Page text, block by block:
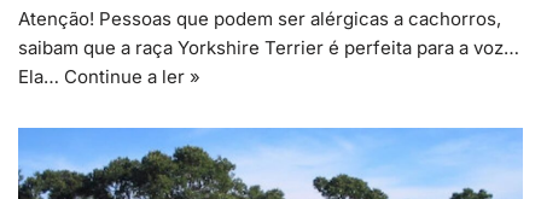
Atenção! Pessoas que podem ser alérgicas a cachorros,
saibam que a raça Yorkshire Terrier é perfeita para a voz…
Ela… Continue a ler »